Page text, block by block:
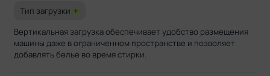
Тип загрузки +
Вертикальная загрузка обеспечивает удобство размещения
машины даже в ограниченном пространстве и позволяет
добавлять белье во время стирки.